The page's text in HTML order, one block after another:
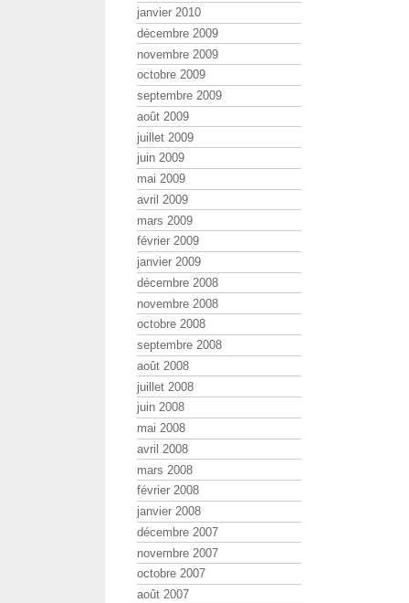
janvier 2010
décembre 2009
novembre 2009
octobre 2009
septembre 2009
août 2009
juillet 2009
juin 2009
mai 2009
avril 2009
mars 2009
février 2009
janvier 2009
décembre 2008
novembre 2008
octobre 2008
septembre 2008
août 2008
juillet 2008
juin 2008
mai 2008
avril 2008
mars 2008
février 2008
janvier 2008
décembre 2007
novembre 2007
octobre 2007
août 2007